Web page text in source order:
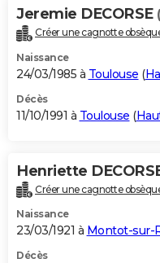
Jeremie DECORSE
Créer une cagnotte
Naissance
24/03/1985 à Toulouse (
Décès
11/10/1991 à Toulouse (
Henriette
Créer une cagnotte
Naissance
23/03/1921 à Montot-sur-
Décès